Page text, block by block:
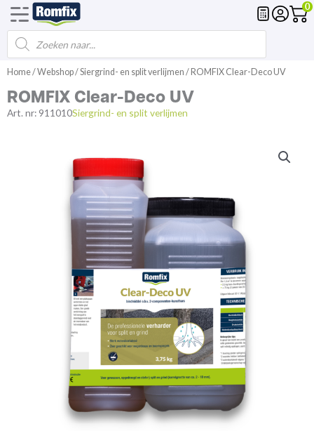
Spring
naar
de
inhoud
0
Products
searchVoegmortel
Home/Webshop/Siergrind- en split verlijmen / ROMFIX Clear-Deco UV
ROMFIX Clear-Deco UV
Art. nr: 911010Siergrind- en split verlijmen